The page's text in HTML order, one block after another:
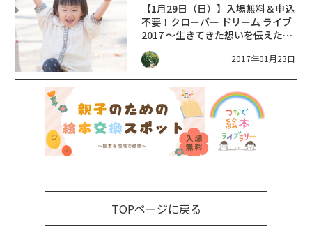
【1月29日（日）】入場無料＆申込
不要！クローバー ドリーム ライブ
2017 ～生きてきた想いを伝えたい
んだ～
2017年01月23日
TOPページに戻る